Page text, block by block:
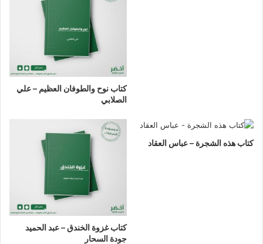
كتاب نوح والطوفان العظيم – علي
الصلابي
كتاب هذه الشجرة – عباس العقاد
كتاب غزوة الخندق – عبد الحميد
جودة السحار